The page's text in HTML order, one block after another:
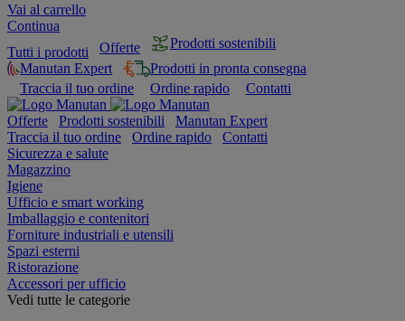
Vai al carrello
Continua
Tutti i prodotti
Offerte
Prodotti sostenibili
Manutan Expert
Prodotti in pronta consegna
Traccia il tuo ordine
Ordine rapido Contatti
Offerte Prodotti sostenibili
Manutan Expert
Traccia il tuo ordine
Ordine rapido
Contatti
Sicurezza e salute
Magazzino
Igiene
Ufficio e smart working
Imballaggio e contenitori
Forniture industriali e utensili
Spazi esterni
Ristorazione
Accessori per ufficio
Vedi tutte le categorie